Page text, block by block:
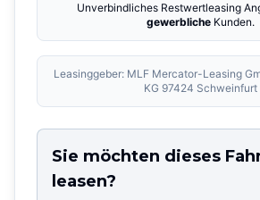
Unverbindliches Restwertleasing
gewerblicheKunden.
Leasinggeber: MLF Mercator-Leasing
KG 97424 Schweinfurt
Sie möchten dieses
leasen?